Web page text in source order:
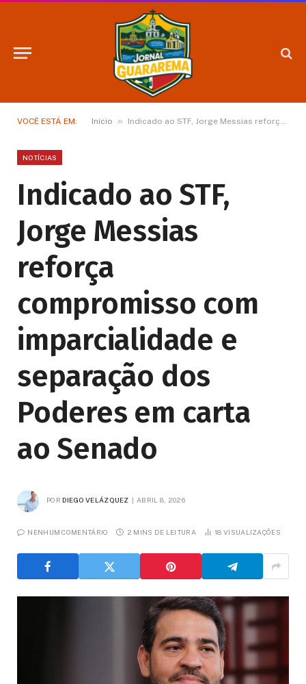
VOCÊ ESTÁ EM: Início » Indicado ao STF, Jorge Messias reforça compromisso com imparcialidade e separação dos Poderes em carta ao Senado
NOTÍCIAS
Indicado ao STF,
Jorge Messias
reforça
compromisso com
imparcialidade e
separação dos
Poderes em carta
ao Senado
POR DIEGO VELÁZQUEZ ABRIL 8, 2026
NENHUM COMENTÁRIO 2 MINS DE LEITURA 18VISUALIZAÇÕES